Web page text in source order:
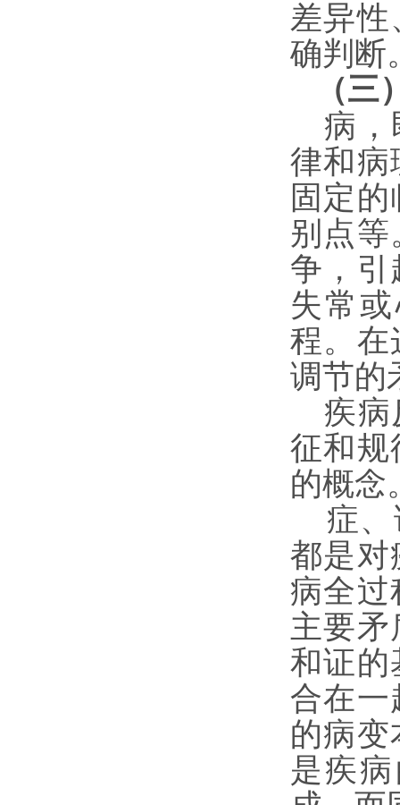
差异
确判
（
病，
律和病
固定
别点
争，引
失常
程。在
调节的
疾病
征和规
的概念
症、
都是对
病全过
主要矛
和证的
合在一
的病
是疾